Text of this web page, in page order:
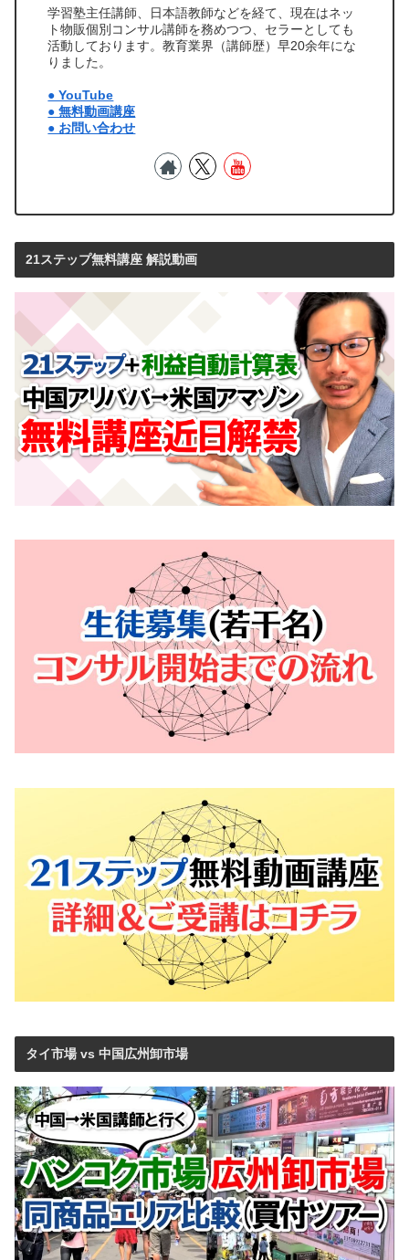
学習塾主任講師、日本語教師などを経て、現在はネッ
ト物販個別コンサル講師を務めつつ、セラーとしても
活動しております。教育業界（講師歴）早20余年にな
りました。
● YouTube
● 無料動画講座
● お問い合わせ
21ステップ無料講座 解説動画
タイ市場 vs 中国広州卸市場